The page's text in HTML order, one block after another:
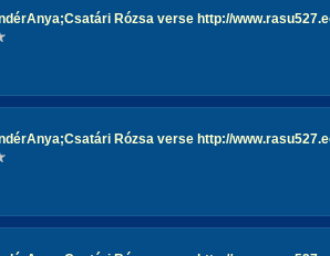
Rózsa verse http://
Rózsa verse http://